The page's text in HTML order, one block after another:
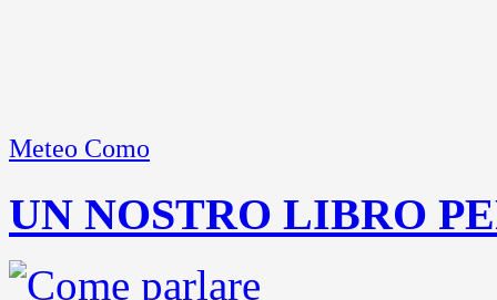
Meteo Como
UN NOSTRO LIBRO